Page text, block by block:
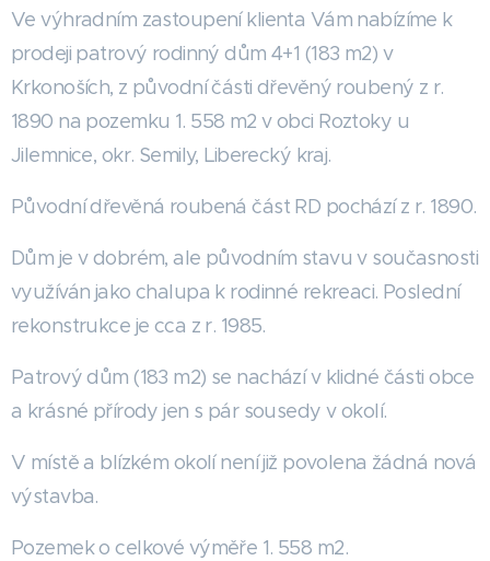
Ve výhradním zastoupení klienta Vám nabízíme k
prodeji patrový rodinný dům 4+1 (183 m2) v
Krkonoších, z původní části dřevěný roubený z r.
1890 na pozemku 1. 558 m2 v obci Roztoky u
Jilemnice, okr. Semily, Liberecký kraj.
Původní dřevěná roubená část RD pochází z r. 1890.
Dům je v dobrém, ale původním stavu v současnosti
využíván jako chalupa k rodinné rekreaci. Poslední
rekonstrukce je cca z r. 1985.
Patrový dům (183 m2) se nachází v klidné části obce
a krásné přírody jen s pár sousedy v okolí.
V místě a blízkém okolí není již povolena žádná nová
výstavba.
Pozemek o celkové výměře 1. 558 m2.